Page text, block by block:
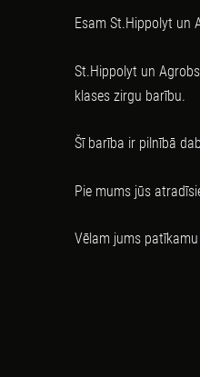
Esam St.Hippolyt un
St.Hippolyt un
klases zirgu barību.
Šī barība ir pilnībā
Pie mums jūs
Vēlam jums